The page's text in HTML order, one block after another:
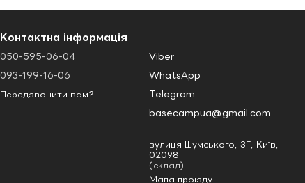
Контактна інформація
050-595-06-04
093-199-16-06
Передзвонити вам?
Viber
WhatsApp
Telegram
basecampua@gmail.com
вулиця Шумського, 3Г, Київ,
02098
(склад)
Мапа проїзду